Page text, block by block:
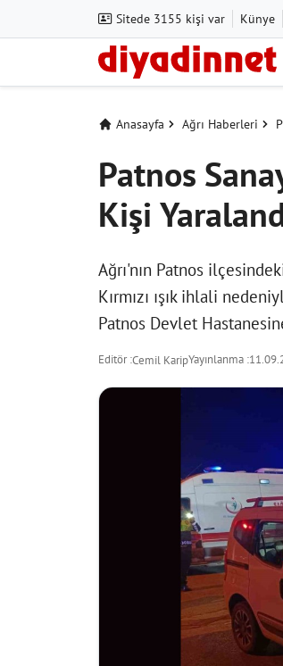
Sitede 3155 kişi var Künye
Anasayfa Ağrı Haberleri
Patnos
Kişi
Ağrı'nın Patnos
Kırmızı ışık ihlali
Patnos Devlet
Editör :Cemil KaripYayınlanma :